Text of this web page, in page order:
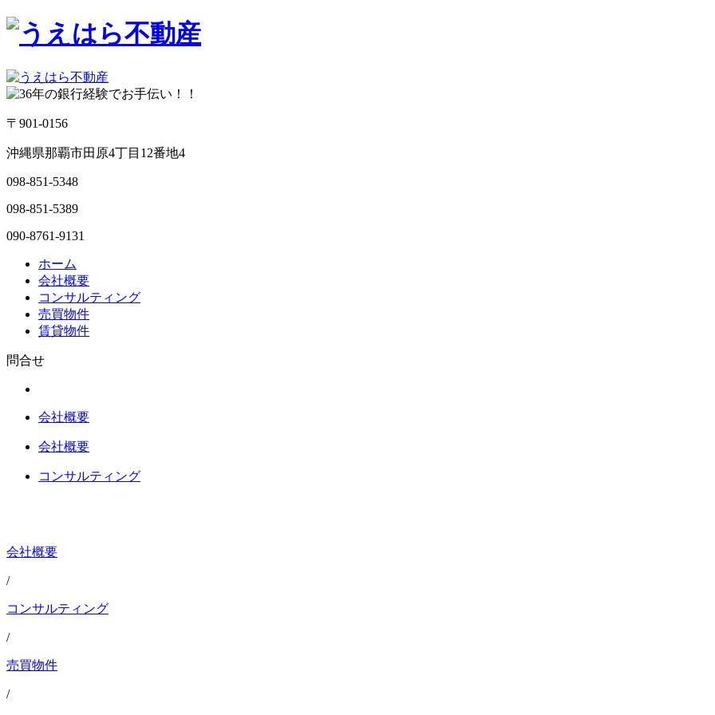
〒901-0156
沖縄県那覇市田原4丁目12番地4
098-851-5348
098-851-5389
090-8761-9131
ホーム
会社概要
コンサルティング
売買物件
賃貸物件
問合せ
会社概要
会社概要
コンサルティング
会社概要
/
コンサルティング
/
売買物件
/